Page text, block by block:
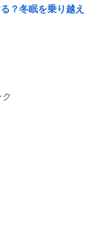
？冬眠を乗り越え